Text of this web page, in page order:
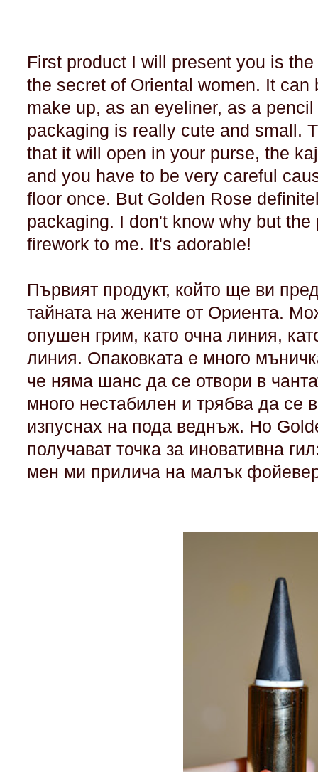
First product I will present you is
the secret of Oriental women. It
make up, as an eyeliner, as a
packaging is really cute and small.
that it will open in your purse, the
and you have to be very careful
floor once. But Golden Rose
packaging. I don't know why but
firework to me. It's adorable!
Първият продукт, който ще ви
тайната на жените от Ориента.
опушен грим, като очна линия,
линия. Опаковката е много
че няма шанс да се отвори в
много нестабилен и трябва да се
изпуснах на пода веднъж. Но
получават точка за иновативна
мен ми прилича на малък